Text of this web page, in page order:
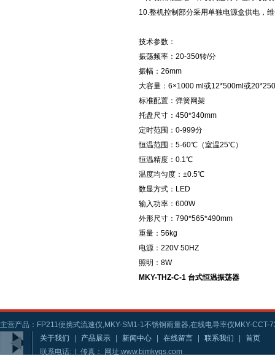
10.整机控制部分采用单独电源盒供电，
技术参数：
振荡频率：20-350转/分
振幅：26mm
大容量：6×1000 ml或12*500ml或
标准配置：弹簧网架
托盘尺寸：450*340mm
定时范围：0-999分
恒温范围：5-60℃（室温25℃）
恒温精度：0.1℃
温度均匀度：±0.5℃
数显方式：LED
输入功率：600W
外形尺寸：790*565*490mm
重量：56kg
电源：220V 50HZ
照明：8W
MKY-THZ-C-1 台式恒温振荡器
主营产品：FP211便携式流速仪,MKY-SM1-1不锈钢雨量器,在线电导率仪MKY-CCT-
关于我们
产品展示 新闻中心 在线留言 联系我们
首页
联系电话: | 传真： 网址:www.bjmkygs.com